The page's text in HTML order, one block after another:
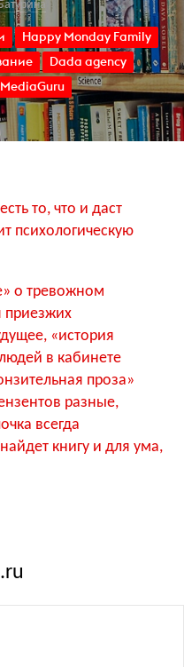
Happy Monday Family
Dada agency
MediaGuru
то, что и даст
психологическую
о тревожном
приезжих
«история
в кабинете
проза»
разные,
всегда
книгу и для ума,